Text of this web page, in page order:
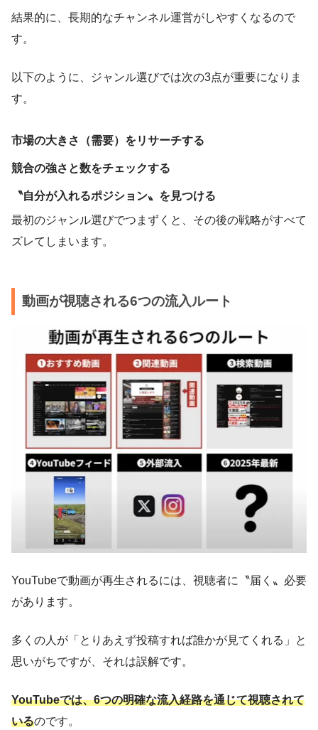
結果的に、長期的なチャンネル運営がしやすくなるので
す。
以下のように、ジャンル選びでは次の3点が重要になりま
す。
市場の大きさ（需要）をリサーチする
競合の強さと数をチェックする
〝自分が入れるポジション〟を見つける
最初のジャンル選びでつまずくと、その後の戦略がすべて
ズレてしまいます。
動画が視聴される6つの流入ルート
YouTubeで動画が再生されるには、視聴者に〝届く〟必要
があります。
多くの人が「とりあえず投稿すれば誰かが見てくれる」と
思いがちですが、それは誤解です。
YouTubeでは、6つの明確な流入経路を通じて視聴されて
いるのです。